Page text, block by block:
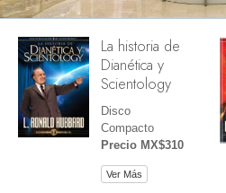
La historia de
Dianética y
Scientology
Disco
Compacto
Precio MX$310
Ver Más